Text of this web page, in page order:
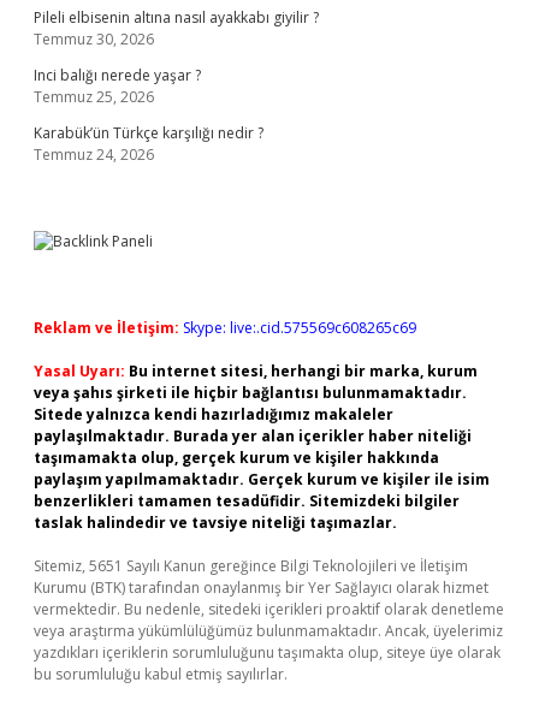
Pileli elbisenin altına nasıl ayakkabı giyilir ?
Temmuz 30, 2026
Inci balığı nerede yaşar ?
Temmuz 25, 2026
Karabük’ün Türkçe karşılığı nedir ?
Temmuz 24, 2026
Reklam ve İletişim: Skype: live:.cid.575569c608265c69
Yasal Uyarı: Bu internet sitesi, herhangi bir marka, kurum
veya şahıs şirketi ile hiçbir bağlantısı bulunmamaktadır.
Sitede yalnızca kendi hazırladığımız makaleler
paylaşılmaktadır. Burada yer alan içerikler haber niteliği
taşımamakta olup, gerçek kurum ve kişiler hakkında
paylaşım yapılmamaktadır. Gerçek kurum ve kişiler ile isim
benzerlikleri tamamen tesadüfidir. Sitemizdeki bilgiler
taslak halindedir ve tavsiye niteliği taşımazlar.
Sitemiz, 5651 Sayılı Kanun gereğince Bilgi Teknolojileri ve İletişim
Kurumu (BTK) tarafından onaylanmış bir Yer Sağlayıcı olarak hizmet
vermektedir. Bu nedenle, sitedeki içerikleri proaktif olarak denetleme
veya araştırma yükümlülüğümüz bulunmamaktadır. Ancak, üyelerimiz
yazdıkları içeriklerin sorumluluğunu taşımakta olup, siteye üye olarak
bu sorumluluğu kabul etmiş sayılırlar.